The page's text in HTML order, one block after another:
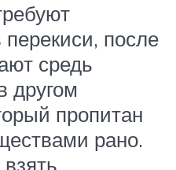
после
средь
другом
пропитан
рано.